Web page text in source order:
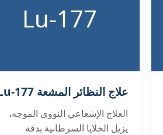
Lu-177
علاج النظائر المشعة Lu-177
العلاج الإشعاعي النووي الموجه،
يزيل الخلايا السرطانية بدقة